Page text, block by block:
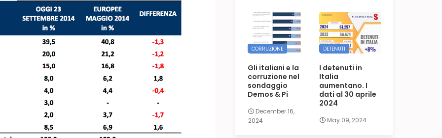
CORRUZIONE
Gli italiani e la
corruzione nel
sondaggio
Demos & Pi
December 16,
2024
DETENUTI
I detenuti in
Italia
aumentano. I
dati al 30 aprile
2024
May 09, 2024